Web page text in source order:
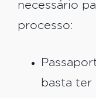
necessário
processo:
basta ter